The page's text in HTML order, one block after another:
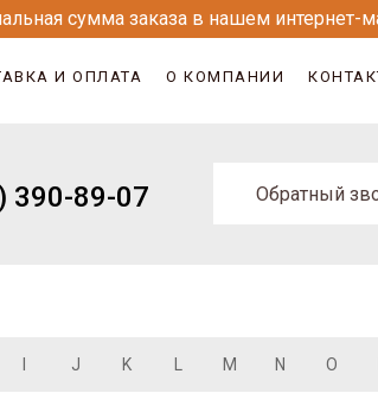
сумма заказа в нашем интернет-
И ОПЛАТА О КОМПАНИИ
390-89-07 Обратный
J K M N O